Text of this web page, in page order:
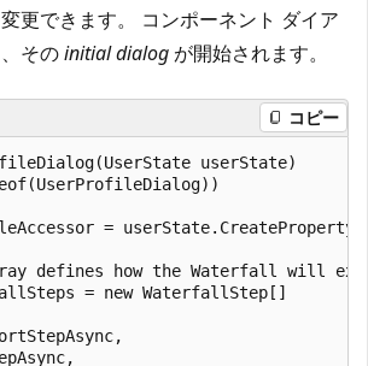
更できます。 コンポーネント ダイア
そのinitial dialog が開始されます。
コピー
userState)
=
defines how the Waterfall will
= new WaterfallStep[]